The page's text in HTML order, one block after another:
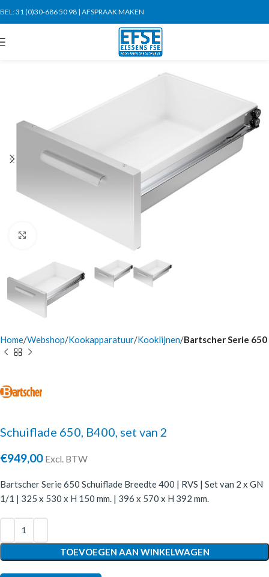
BEL:31 (0)30-686 50 98 | AFSPRAAK MAKEN
Click to enlarge
Home Webshop Kookapparatuur Kooklijnen Bartscher Serie 650
Schuiflade 650, B400, set van 2
€949,00 Excl. BTW
Bartscher Serie 650 Schuiflade Breedte 400 | RVS | Set van 2 x GN
1/1 | 325 x 530 x H 150 mm. | 396 x 570 x H 392 mm.
TOEVOEGEN AAN WINKELWAGEN